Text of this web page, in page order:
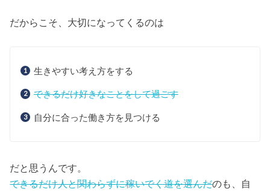
だからこそ、大切になってくるのは
生きやすい考え方をする
できるだけ好きなことをして過ごす
自分に合った働き方を見つける
だと思うんです。
できるだけ人と関わらずに稼いでく道を選んだのも、自